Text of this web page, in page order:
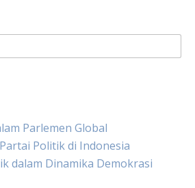
Parlemen Global
Politik di Indonesia
dalam Dinamika Demokrasi